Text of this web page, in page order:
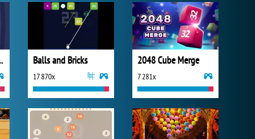
Balls and Bricks
17 870x
2048 Cube Merge
7 281x